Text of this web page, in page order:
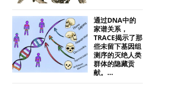
通过DNA中的
家谱关系，
TRACE揭示了那
些未留下基因组
测序的灭绝人类
群体的隐藏贡
献。...